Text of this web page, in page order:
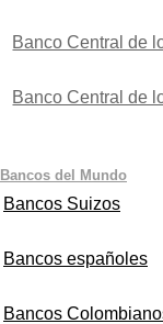
Banco Central de
Banco Central de
Bancos del Mundo
Bancos Suizos
Bancos españoles
Bancos